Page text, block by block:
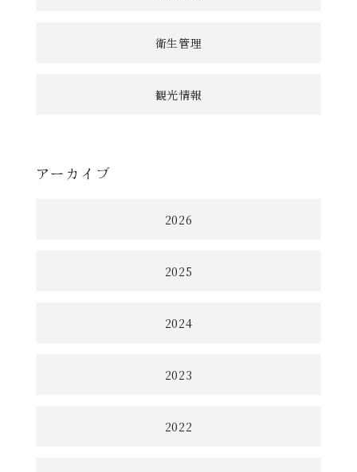
衛生管理
観光情報
アーカイブ
2026
2025
2024
2023
2022